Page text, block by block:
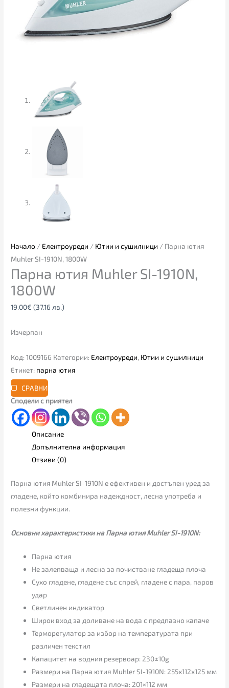
Начало / Електроуреди / Ютии и сушилници / Парна ютия
Muhler SI-1910N, 1800W
Парна ютия Muhler SI-1910N,
1800W
19.00€ (37.16 лв.)
Изчерпан
Код:1009166 Категории: Електроуреди, Ютии и сушилници
Етикет: парна ютия
СРАВНИ
Сподели с приятел
Описание
Допълнителна информация
Отзиви (0)
Парна ютия Muhler SI-1910N е ефективен и достъпен уред за
гладене, който комбинира надеждност, лесна употреба и
полезни функции.
Основни характеристики на Парна ютия Muhler SI-1910N:
Парна ютия
Не залепваща и лесна за почистване гладеща плоча
Сухо гладене, гладене със спрей, гладене с пара, паров
удар
Светлинен индикатор
Широк вход за доливане на вода с предпазно капаче
Терморегулатор за избор на температурата при
различен текстил
Капацитет на водния резервоар: 230±10g
Размери на Парна ютия Muhler SI-1910N: 255x112x125 мм
Размери на гладещата плоча: 201×112 мм